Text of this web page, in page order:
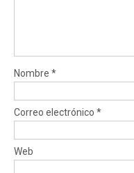
Nombre *
Correo electrónico *
Web